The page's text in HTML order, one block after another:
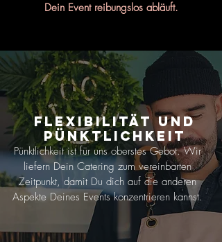
Dein Event reibungslos abläuft.
Flexibilität und
Pünktlichkeit
Pünktlichkeit ist für uns oberstes Gebot. Wir
liefern Dein Catering zum vereinbarten
Zeitpunkt, damit Du dich auf die anderen
Aspekte Deines Events konzentrieren kannst.